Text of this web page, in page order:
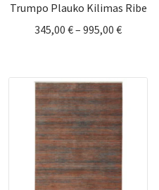
Trumpo Plauko Kilimas Ribe
345,00 €– 995,00 €Price
995,00 €